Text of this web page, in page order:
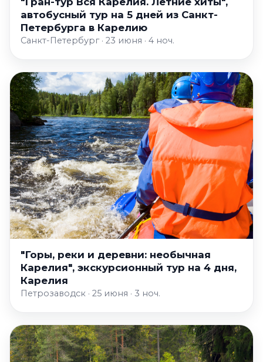
автобусный тур на 5 дней из Санкт-
Петербурга в Карелию
Санкт-Петербург · 23 июня · 4 ноч.
"Горы, реки и деревни: необычная
Карелия", экскурсионный тур на 4 дня,
Карелия
Петрозаводск · 25 июня · 3 ноч.